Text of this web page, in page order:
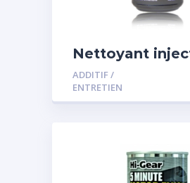
Nettoyant
diesel
ADDITIF /
ENTRETIEN